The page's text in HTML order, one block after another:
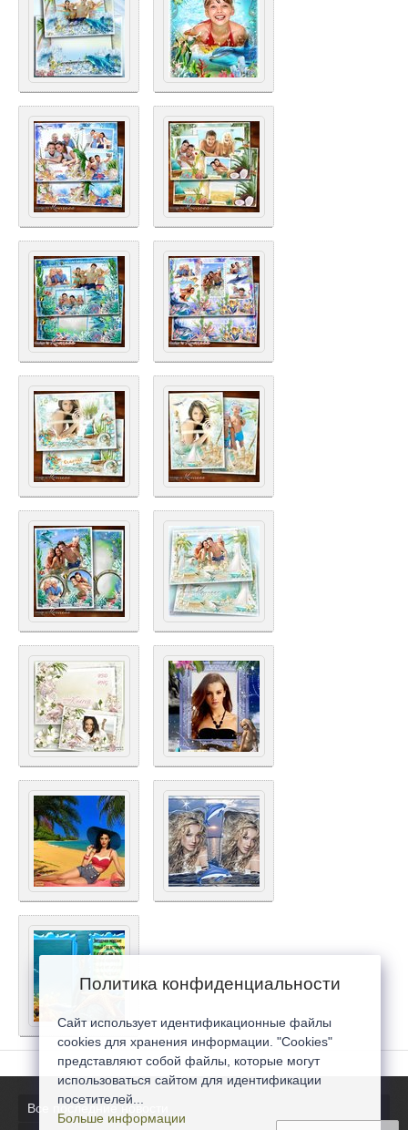
Все последние новости
Политика конфиденциальности
Сайт использует идентификационные файлы
cookies для хранения информации. "Cookies"
представляют собой файлы, которые могут
использоваться сайтом для идентификации
посетителей...
Больше информации